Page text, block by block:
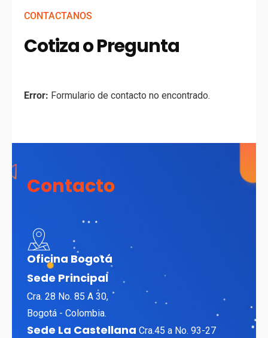
CONTACTANOS
Cotiza o Pregunta
Error: Formulario de contacto no encontrado.
Contacto
Oficina Bogotá
Sede Principal
Cra. 28 No. 85 A 30,
Bogotá - Colombia.
Sede La Castellana Cra.45 a No. 93-27